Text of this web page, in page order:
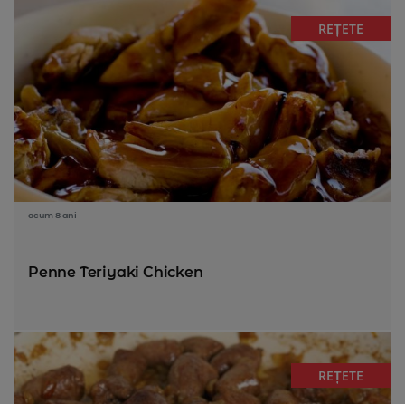
REȚETE
acum 8 ani
Penne Teriyaki Chicken
REȚETE